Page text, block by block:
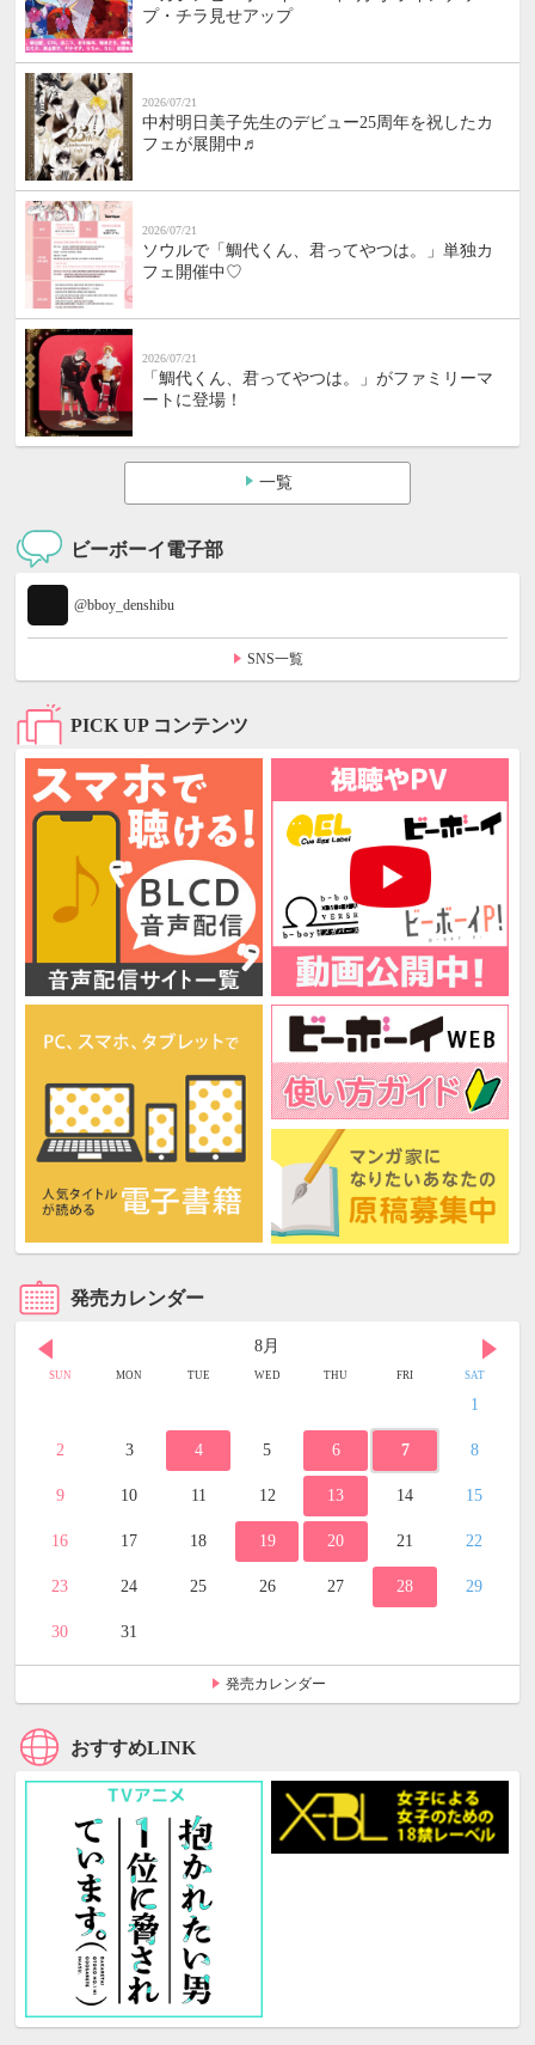
プ・チラ見せアップ
2026/07/21
中村明日美子先生のデビュー25周年を祝したカ
フェが展開中♬
2026/07/21
ソウルで「鯛代くん、君ってやつは。」単独カ
フェ開催中♡
2026/07/21
「鯛代くん、君ってやつは。」がファミリーマ
ートに登場！
一覧
ビーボーイ電子部
@bboy_denshibu
SNS一覧
PICK UP コンテンツ
発売カレンダー
8月
SUN MON TUE WED THU FRI SAT
1
2 3 4 5 6 7 8
9 10 11 12 13 14 15
16 17 18 19 20 21 22
23 24 25 26 27 28 29
30 31
発売カレンダー
おすすめLINK